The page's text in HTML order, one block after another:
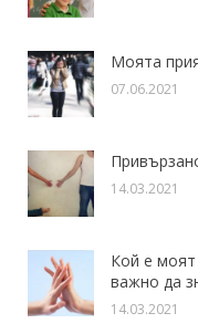
Моята
07.06.2021
14.03.2021
Кой е
важно да
14.03.2021